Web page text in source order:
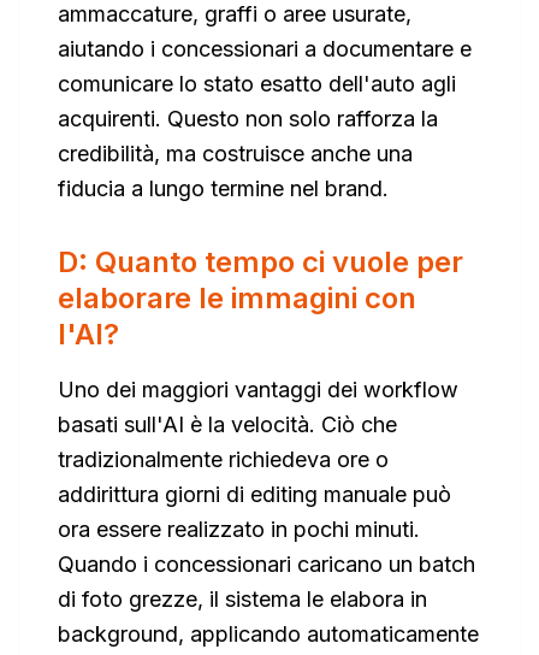
ammaccature, graffi o aree usurate,
aiutando i concessionari a documentare e
comunicare lo stato esatto dell'auto agli
acquirenti. Questo non solo rafforza la
credibilità, ma costruisce anche una
fiducia a lungo termine nel brand.
D: Quanto tempo ci vuole per
elaborare le immagini con
l'AI?
Uno dei maggiori vantaggi dei workflow
basati sull'AI è la velocità. Ciò che
tradizionalmente richiedeva ore o
addirittura giorni di editing manuale può
ora essere realizzato in pochi minuti.
Quando i concessionari caricano un batch
di foto grezze, il sistema le elabora in
background, applicando automaticamente